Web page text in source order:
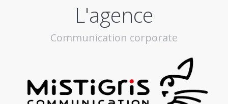
L'agence
Communication corporate